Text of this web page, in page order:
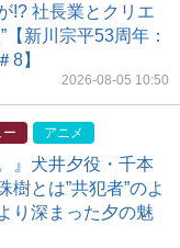
!? 社長業とクリエ
【新川宗平53周年：
8】
2026-08-05 10:50
ー アニメ
』犬井夕役・千本
樹とは”共犯者”のよ
り深まった夕の魅